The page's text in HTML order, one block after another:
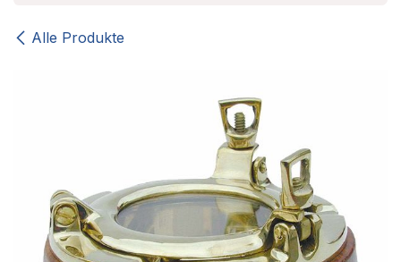
Alle Produkte